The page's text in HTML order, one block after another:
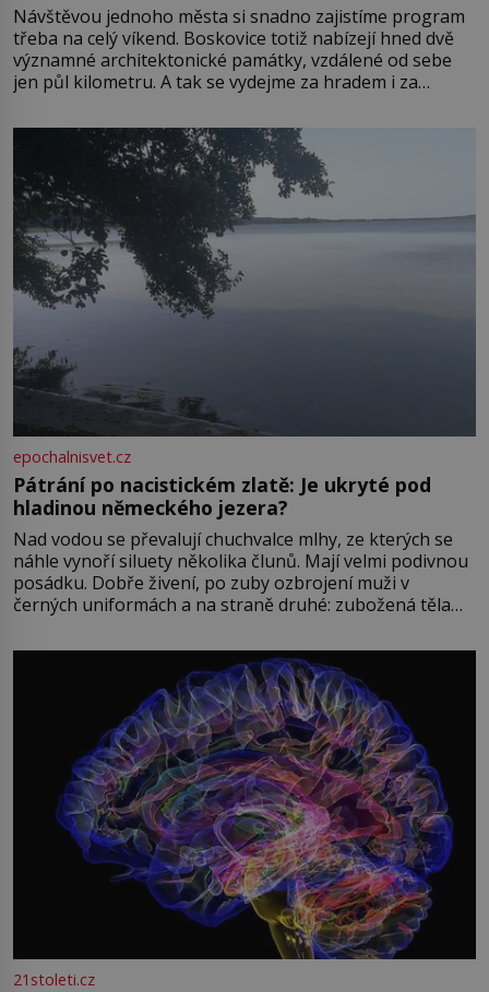
Návštěvou jednoho města si snadno zajistíme program
třeba na celý víkend. Boskovice totiž nabízejí hned dvě
významné architektonické památky, vzdálené od sebe
jen půl kilometru. A tak se vydejme za hradem i za
Boskovice na okraji Drahanské vrchoviny vznikla někdy
ve13. století, a už v roce 1313 kronikáři zaznamenali
epochalnisvet.cz
Pátrání po nacistickém zlatě: Je ukryté pod
hladinou německého jezera?
Nad vodou se převalují chuchvalce mlhy, ze kterých se
náhle vynoří siluety několika člunů. Mají velmi podivnou
posádku. Dobře živení, po zuby ozbrojení muži v
černých uniformách a na straně druhé: zubožená těla
přízračná scéna znamená? Je jaro roku 1945, druhá
světová válka se chýlí ke konci. Jezero Stolpsee
21stoleti.cz